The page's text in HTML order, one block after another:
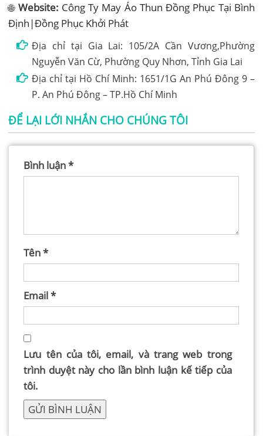
🌐 Website: Công Ty May Áo Thun Đồng Phục Tại Bình
Định|Đồng Phục Khởi Phát
Địa chỉ tại Gia Lai: 105/2A Cần Vương,Phường
Nguyễn Văn Cừ, Phường Quy Nhơn, Tỉnh Gia Lai
Địa chỉ tại Hồ Chí Minh: 1651/1G An Phú Đông 9 –
P. An Phú Đông – TP.Hồ Chí Minh
ĐỂ LẠI LỚI NHẮN CHO CHÚNG TÔI
Bình luận*
Tên*
Email*
Lưu tên của tôi, email, và trang web trong
trình duyệt này cho lần bình luận kế tiếp của
tôi.